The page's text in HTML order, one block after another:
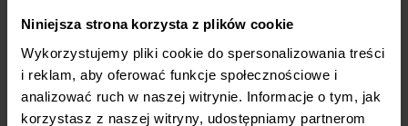
Niniejsza strona korzysta z plików cookie
Wykorzystujemy pliki cookie do spersonalizowania treści
i reklam, aby oferować funkcje społecznościowe i
analizować ruch w naszej witrynie. Informacje o tym, jak
korzystasz z naszej witryny, udostępniamy partnerom
Strona klubu Grafik zajęć